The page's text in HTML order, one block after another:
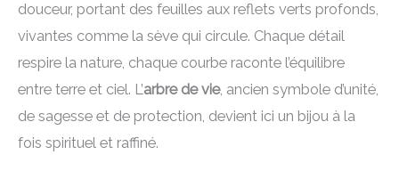
douceur, portant des feuilles aux reflets verts profonds,
vivantes comme la sève qui circule. Chaque détail
respire la nature, chaque courbe raconte l’équilibre
entre terre et ciel. L’arbre de vie, ancien symbole d’unité,
de sagesse et de protection, devient ici un bijou à la
fois spirituel et raffiné.